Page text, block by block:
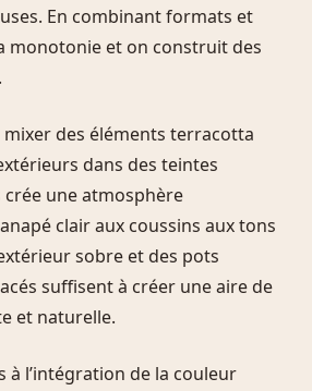
En combinant formats et
monotonie et on construit des
des éléments terracotta
dans des teintes
une atmosphère
clair aux coussins aux tons
sobre et des pots
suffisent à créer une aire de
et naturelle.
à l’intégration de la couleur